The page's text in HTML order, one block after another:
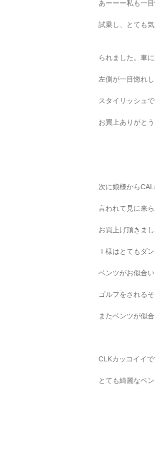
あーーー私も一
試乗し、とても
られました。車
左側が一目惚れし
スタイリッシュで
お買上ありがとう
次に娘様から
言われて見に来
お買上げ頂きまし
Ｉ様はとてもダ
ベンツがお似合い
ゴルフをされる
またベンツが似合
CLKカッコイイで
とても綺麗なベン